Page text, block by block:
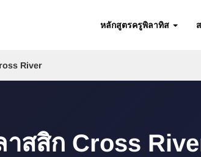
หลักสูตรครูพิลาทิส
River
สสิก Cross